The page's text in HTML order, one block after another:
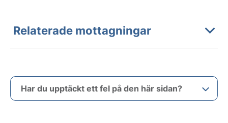
Relaterade mottagningar
Har du upptäckt ett fel på den här sidan?